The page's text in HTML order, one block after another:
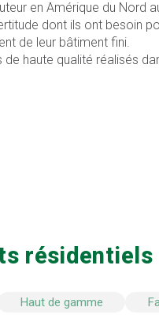
en Amérique du Nord
dont ils ont besoin
de leur bâtiment fini.
haute qualité réalisés
résidentiels
Haut de gamme